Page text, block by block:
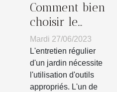
Comment bien
choisir le
coupe-
bordure pour
l'entretien de
son jardin ?
Mardi 27/06/2023
L'entretien régulier
d'un jardin nécessite
l'utilisation d'outils
appropriés. L'un de